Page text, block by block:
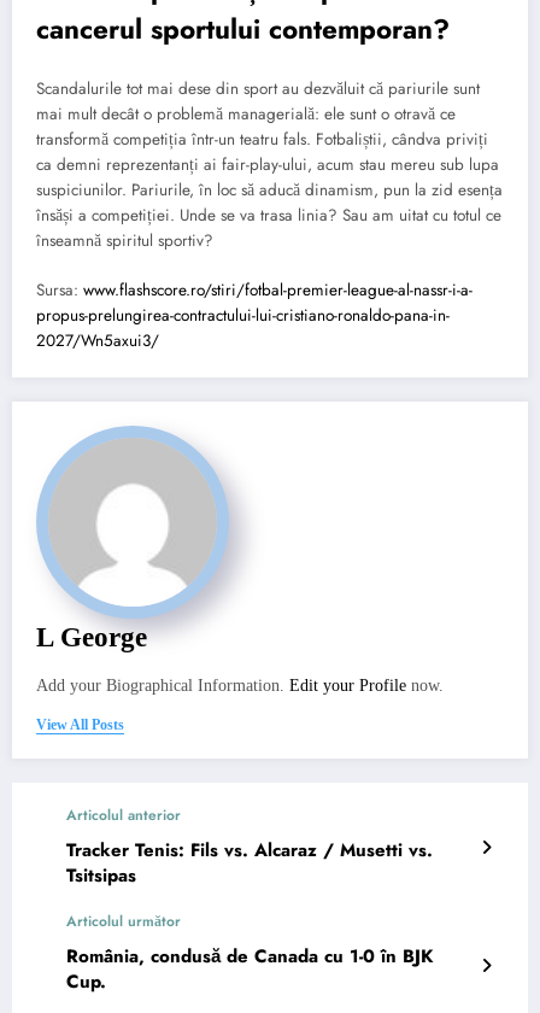
cancerul sportului contemporan?
Scandalurile tot mai dese din sport au dezvăluit că pariurile sunt
mai mult decât o problemă managerială: ele sunt o otravă ce
transformă competiția într-un teatru fals. Fotbaliștii, cândva priviți
ca demni reprezentanți ai fair-play-ului, acum stau mereu sub lupa
suspiciunilor. Pariurile, în loc să aducă dinamism, pun la zid esența
însăși a competiției. Unde se va trasa linia? Sau am uitat cu totul ce
înseamnă spiritul sportiv?
Sursa: www.flashscore.ro/stiri/fotbal-premier-league-al-nassr-i-a-
propus-prelungirea-contractului-lui-cristiano-ronaldo-pana-in-
2027/Wn5axui3/
L George
Add your Biographical Information. Edit your Profile now.
View All Posts
Articolul anterior
Tracker Tenis: Fils vs. Alcaraz / Musetti vs.
Tsitsipas
Articolul următor
România, condusă de Canada cu 1-0 în BJK
Cup.